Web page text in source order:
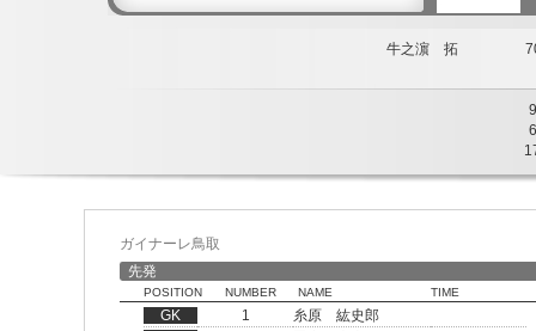
牛之濵 拓
9
6
ガイナーレ鳥取
先発
POSITION NUMBER NAME TIME
GK 1
糸原 紘史郎